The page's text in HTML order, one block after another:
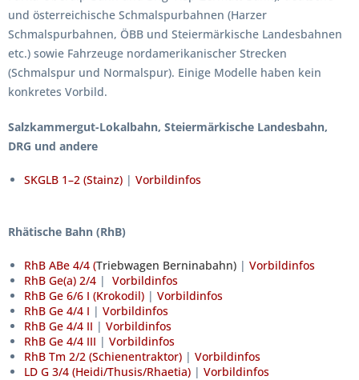
und österreichische Schmalspurbahnen (Harzer
Schmalspurbahnen, ÖBB und Steiermärkische Landesbahnen
etc.) sowie Fahrzeuge nordamerikanischer Strecken
(Schmalspur und Normalspur). Einige Modelle haben kein
konkretes Vorbild.
Salzkammergut-Lokalbahn, Steiermärkische Landesbahn,
DRG und andere
SKGLB 1–2 (Stainz) | Vorbildinfos
Rhätische Bahn (RhB)
RhB ABe 4/4 (Triebwagen Berninabahn) | Vorbildinfos
RhB Ge(a) 2/4 | Vorbildinfos
RhB Ge 6/6 I (Krokodil) | Vorbildinfos
RhB Ge 4/4 I | Vorbildinfos
RhB Ge 4/4 II | Vorbildinfos
RhB Ge 4/4 III | Vorbildinfos
RhB Tm 2/2 (Schienentraktor) | Vorbildinfos
LD G 3/4 (Heidi/Thusis/Rhaetia) | Vorbildinfos